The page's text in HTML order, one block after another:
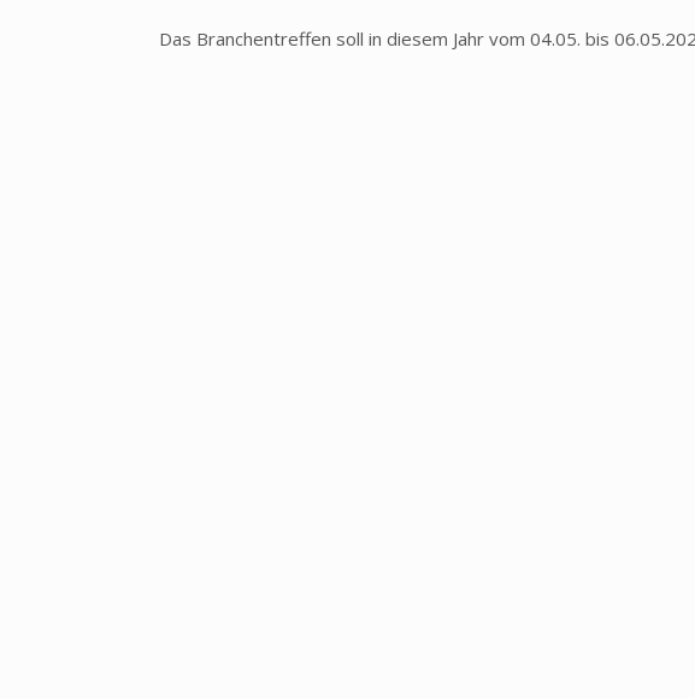
Das Branchentreffen soll in diesem Jahr vom 04.05. bis